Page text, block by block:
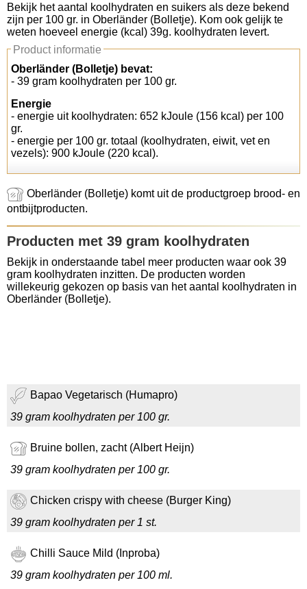
Koolhydraten tellen
Links
Bekijk het aantal koolhydraten en suikers als deze bekend
zijn per 100 gr. in Oberländer (Bolletje). Kom ook gelijk te
weten hoeveel energie (kcal) 39g. koolhydraten levert.
Product informatie
Oberländer (Bolletje) bevat:
- 39 gram koolhydraten per 100 gr.
Energie
- energie uit koolhydraten: 652 kJoule (156 kcal) per 100
gr.
- energie per 100 gr. totaal (koolhydraten, eiwit, vet en
vezels): 900 kJoule (220 kcal).
Oberländer (Bolletje) komt uit de productgroep brood- en
ontbijtproducten.
Producten met 39 gram koolhydraten
Bekijk in onderstaande tabel meer producten waar ook 39
gram koolhydraten inzitten. De producten worden
willekeurig gekozen op basis van het aantal koolhydraten in
Oberländer (Bolletje).
Bapao Vegetarisch (Humapro)
39 gram koolhydraten per 100 gr.
Bruine bollen, zacht (Albert Heijn)
39 gram koolhydraten per 100 gr.
Chicken crispy with cheese (Burger King)
39 gram koolhydraten per 1 st.
Chilli Sauce Mild (Inproba)
39 gram koolhydraten per 100 ml.